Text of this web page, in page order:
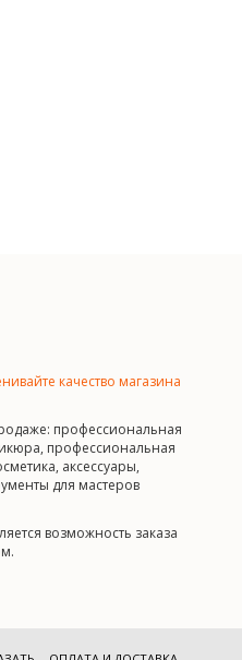
профессиональная
профессиональная
аксессуары,
для мастеров
возможность заказа